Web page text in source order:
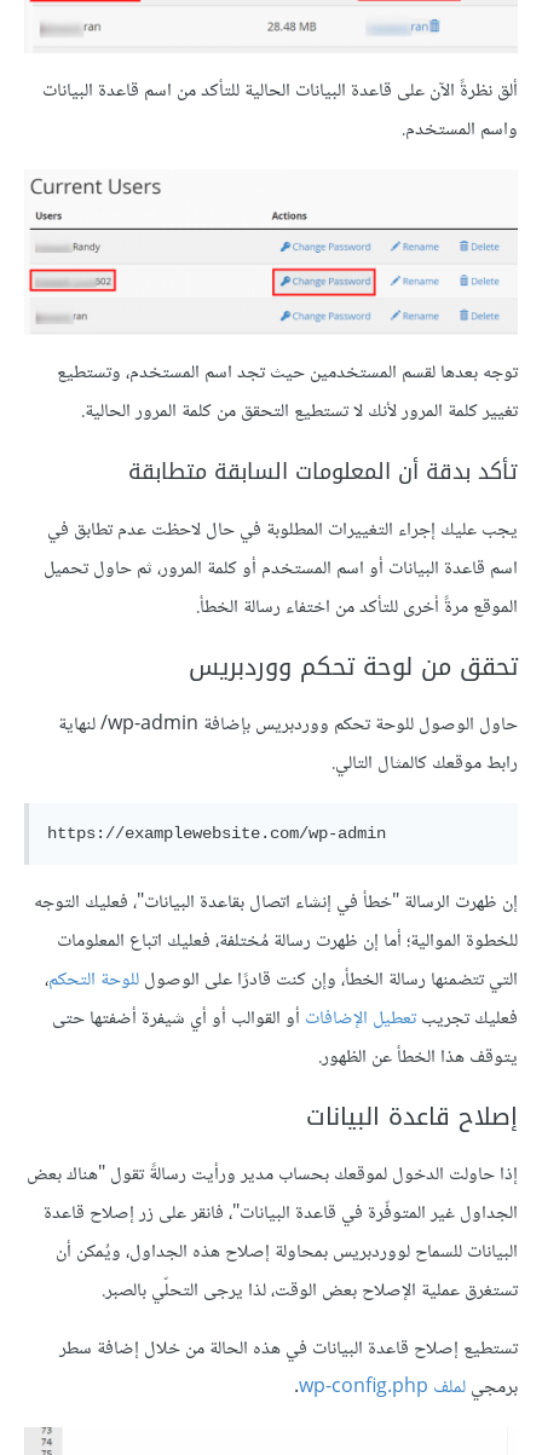
ألق نظرةً الآن على قاعدة البيانات الحالية للتأكد من اسم قاعدة البيانات
واسم المستخدم.
توجه بعدها لقسم المستخدمين حيث تجد اسم المستخدم، وتستطيع
تغيير كلمة المرور لأنك لا تستطيع التحقق من كلمة المرور الحالية.
تأكد بدقة أن المعلومات السابقة متطابقة
يجب عليك إجراء التغييرات المطلوبة في حال لاحظت عدم تطابق في
اسم قاعدة البيانات أو اسم المستخدم أو كلمة المرور، ثم حاول تحميل
الموقع مرةً أخرى للتأكد من اختفاء رسالة الخطأ.
تحقق من لوحة تحكم ووردبريس
حاول الوصول للوحة تحكم ووردبريس بإضافة wp-admin/ لنهاية
رابط موقعك كالمثال التالي.
إن ظهرت الرسالة "خطأ في إنشاء اتصال بقاعدة البيانات"، فعليك التوجه
للخطوة الموالية؛ أما إن ظهرت رسالة مُختلفة، فعليك اتباع المعلومات
التي تتضمنها رسالة الخطأ، وإن كنت قادرًا على الوصولللوحة التحكم،
فعليك تجريبتعطيل الإضافات أو القوالب أو أي شيفرة أضفتها حتى
يتوقف هذا الخطأ عن الظهور.
إصلاح قاعدة البيانات
إذا حاولت الدخول لموقعك بحساب مدير ورأيت رسالةً تقول "هناك بعض
الجداول غير المتوفّرة في قاعدة البيانات"، فانقر على زر إصلاح قاعدة
البيانات للسماح لووردبريس بمحاولة إصلاح هذه الجداول، ويُمكن أن
تستغرق عملية الإصلاح بعض الوقت، لذا يرجى التحلّي بالصبر.
تستطيع إصلاح قاعدة البيانات في هذه الحالة من خلال إضافة سطر
برمجيلملف wp-config.php .